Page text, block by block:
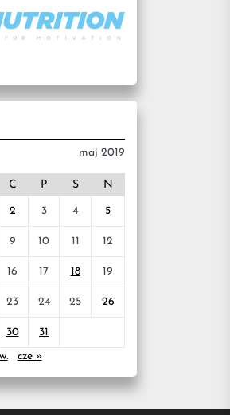
maj 2019
C P S N
2 3 4 5
9 10 11 12
16 17 18 19
23 24 25 26
30
31
cze »